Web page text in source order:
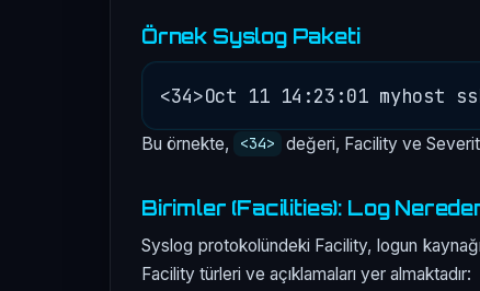
Örnek Syslog Paketi
Bu örnekte, <34> değeri, Facility ve
Birimler (Facilities): Log
Syslog protokolündeki Facility, logun
Facility türleri ve açıklamaları yer almaktadır: